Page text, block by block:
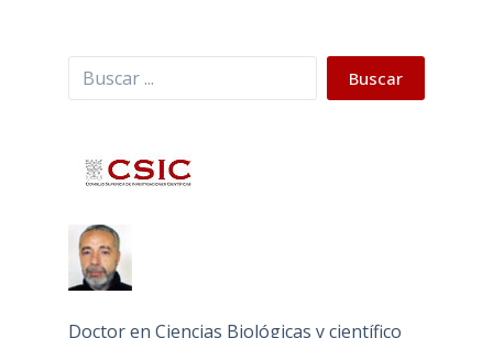
Buscar Buscar
Doctor en Ciencias Biológicas y científico